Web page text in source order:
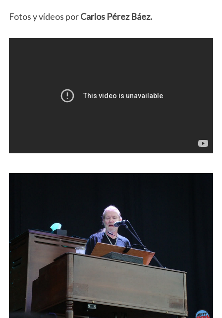
Fotos y vídeos porCarlos Pérez Báez.